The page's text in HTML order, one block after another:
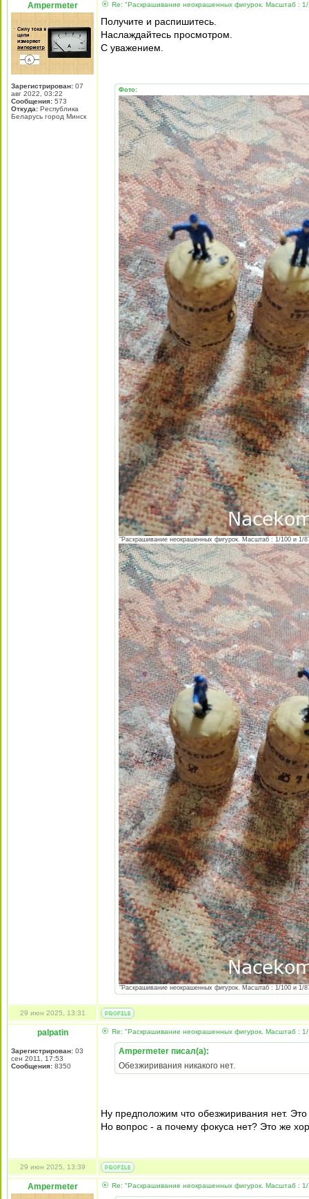
Ampermeter
Зарегистрирован: 07
авг 2022, 03:22
Сообщения: 573
Откуда: Республика
Беларусь город Минск
Re: "Раскрашивание неокрашенных фигурок. Масштаб :
Получите и распишитесь.
Наслаждайтесь просмотром.
С уважением.
Фото:
"Раскрашивание неокрашенных фигурок. Масштаб : 1/100 и 1/
"Раскрашивание неокрашенных фигурок. Масштаб : 1/100 и 1/
29 июн 2025, 13:31
palpatin
Зарегистрирован: 03
сен 2011, 17:53
Сообщения: 8350
Re: "Раскрашивание неокрашенных фигурок. Масштаб :
Ampermeter писал(а):
Обезжиривания никакого нет.
Ну предположим что обезжиривания нет.
Но вопрос - а почему фокуса нет? Это же
29 июн 2025, 13:39
Ampermeter Re: "Раскрашивание неокрашенных фигурок. Масштаб :